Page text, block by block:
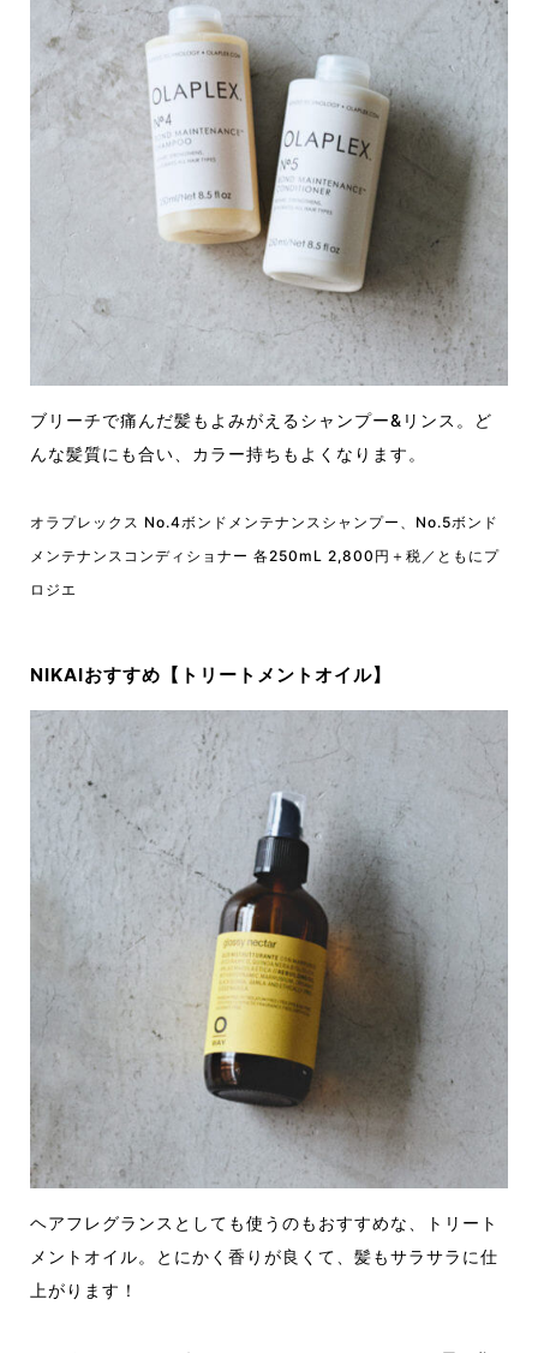
ブリーチで痛んだ髪もよみがえるシャンプー&リンス。ど
んな髪質にも合い、カラー持ちもよくなります。
オラプレックス No.4ボンドメンテナンスシャンプー、No.5ボンド
メンテナンスコンディショナー 各250mL 2,800円＋税／ともにプ
ロジエ
NIKAIおすすめ【トリートメントオイル】
ヘアフレグランスとしても使うのもおすすめな、トリート
メントオイル。とにかく香りが良くて、髪もサラサラに仕
上がります！